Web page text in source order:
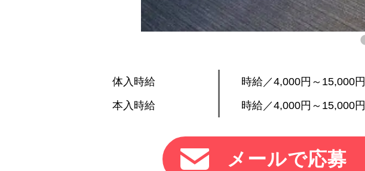
体入時給
時給／4,000円～15,000円
本入時給
時給／4,000円～15,000円
メールで応募